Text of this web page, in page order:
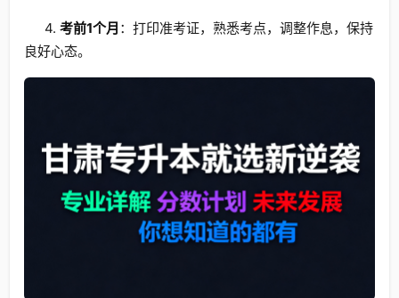
4. 考前1个月 ：打印准考证，熟悉考点，调整作息，保持
良好心态。